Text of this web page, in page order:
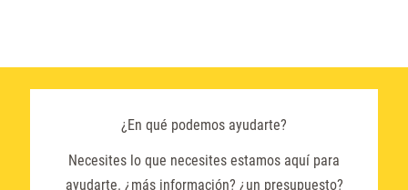
¿En qué podemos ayudarte?
Necesites lo que necesites estamos aquí para
ayudarte. ¿más información? ¿un presupuesto?